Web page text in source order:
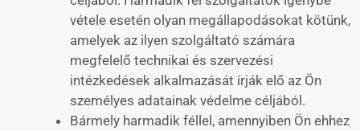
vétele esetén olyan megállapodásokat kötünk,
amelyek az ilyen szolgáltató számára
megfelelő technikai és szervezési
intézkedések alkalmazását írják elő az Ön
személyes adatainak védelme céljából.
Bármely harmadik féllel, amennyiben Ön ehhez